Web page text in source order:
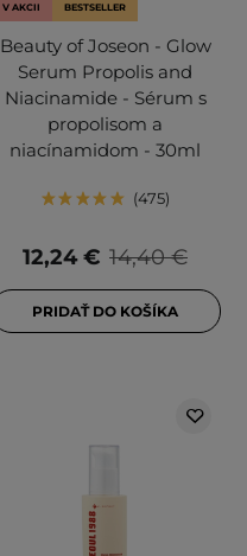
V AKCII BESTSELLER
Beauty of Joseon - Glow
Serum Propolis and
Niacinamide - Sérum s
propolisom a
niacínamidom - 30ml
475
14,40 €
12,24 €
PRIDAŤ DO KOŠÍKA